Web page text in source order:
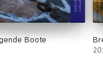
Boote